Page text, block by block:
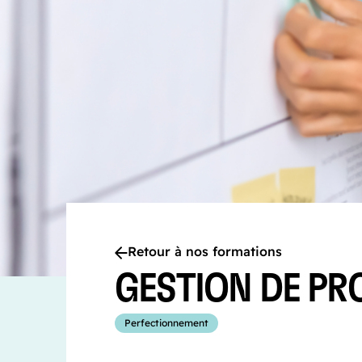
Retour à nos formations
GESTION DE
Perfectionnement